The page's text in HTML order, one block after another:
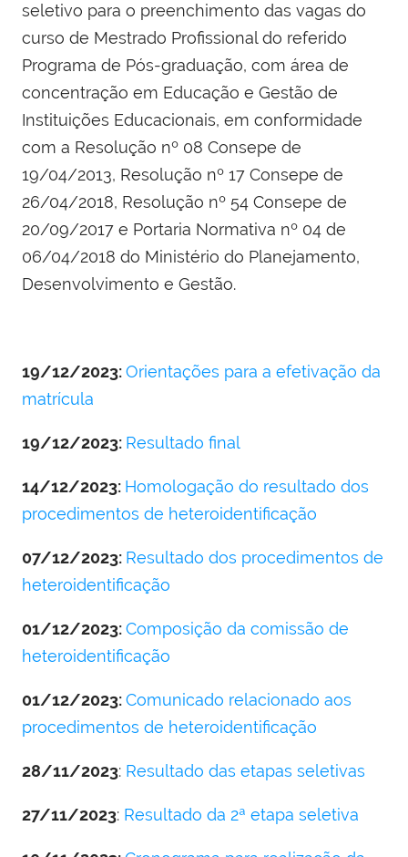
seletivo para o preenchimento das vagas do
curso de Mestrado Profissional do referido
Programa de Pós-graduação, com área de
concentração em Educação e Gestão de
Instituições Educacionais, em conformidade
com a Resolução nº 08 Consepe de
19/04/2013, Resolução nº 17 Consepe de
26/04/2018, Resolução nº 54 Consepe de
20/09/2017 e Portaria Normativa nº 04 de
06/04/2018 do Ministério do Planejamento,
Desenvolvimento e Gestão.
19/12/2023:Orientações para a efetivação da
matrícula
19/12/2023: Resultado final
14/12/2023: Homologação do resultado dos
procedimentos de heteroidentificação
07/12/2023: Resultado dos procedimentos de
heteroidentificação
01/12/2023:Composição da comissão de
heteroidentificação
01/12/2023:Comunicado relacionado aos
procedimentos de heteroidentificação
28/11/2023: Resultado das etapas seletivas
27/11/2023: Resultado da 2ª etapa seletiva